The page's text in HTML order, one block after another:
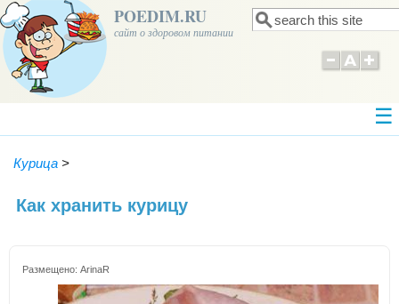
POEDIM.RU
сайт о здоровом питании Форма поиска
Поиск
Курица >
Как хранить курицу
Размещено: ArinaR